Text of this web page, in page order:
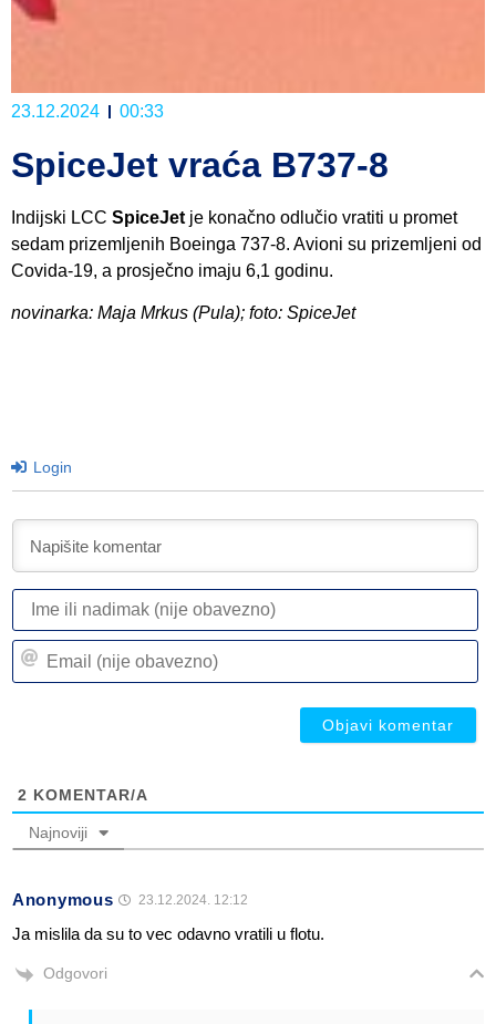
23.12.2024 00:33
SpiceJet vraća B737-8
Indijski LCC SpiceJet je konačno odlučio vratiti u promet
sedam prizemljenih Boeinga 737-8. Avioni su prizemljeni od
Covida-19, a prosječno imaju 6,1 godinu.
novinarka: Maja Mrkus (Pula); foto: SpiceJet
Login
2 KOMENTAR/A
Najnoviji
Anonymous 23.12.2024. 12:12
Ja mislila da su to vec odavno vratili u flotu.
Odgovori